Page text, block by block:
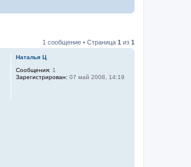
1 сообщение • Страница 1 из 1
Наталья Ц
Сообщения: 1
Зарегистрирован: 07 май 2008, 14:19